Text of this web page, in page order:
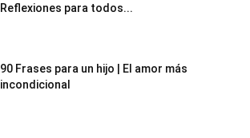
Reflexiones para todos...
90 Frases para un hijo | El amor más
incondicional